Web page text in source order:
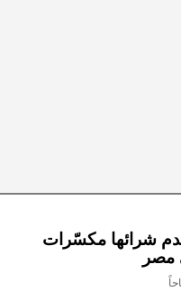
شرائها مكسّرات
مصر